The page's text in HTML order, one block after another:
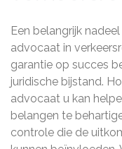
Een belangrijk
advocaat in
garantie op succes
juridische bijstand.
advocaat u kan
belangen te
controle die de